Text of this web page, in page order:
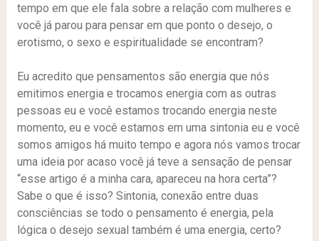
tempo em que ele fala sobre a relação com mulheres e
você já parou para pensar em que ponto o desejo, o
erotismo, o sexo e espiritualidade se encontram?
Eu acredito que pensamentos são energia que nós
emitimos energia e trocamos energia com as outras
pessoas eu e você estamos trocando energia neste
momento, eu e você estamos em uma sintonia eu e você
somos amigos há muito tempo e agora nós vamos trocar
uma ideia por acaso você já teve a sensação de pensar
“esse artigo é a minha cara, apareceu na hora certa”?
Sabe o que é isso? Sintonia, conexão entre duas
consciências se todo o pensamento é energia, pela
lógica o desejo sexual também é uma energia, certo?